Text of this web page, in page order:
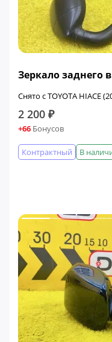
Зеркало заднего
Снято с TOYOTA HIACE
2 200 ₽
+66 Бонусов
В
Контрактный